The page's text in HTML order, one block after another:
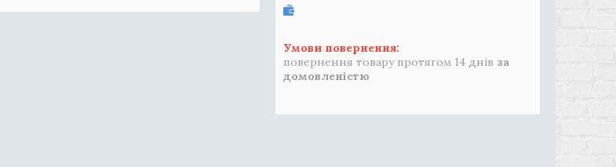
повернення товару протягом 14 днів за
домовленістю